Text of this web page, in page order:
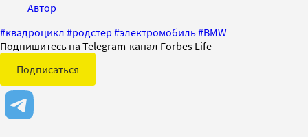
Автор
#квадроцикл #родстер #электромобиль#BMW
Подпишитесь на Telegram-канал Forbes Life
Подписаться